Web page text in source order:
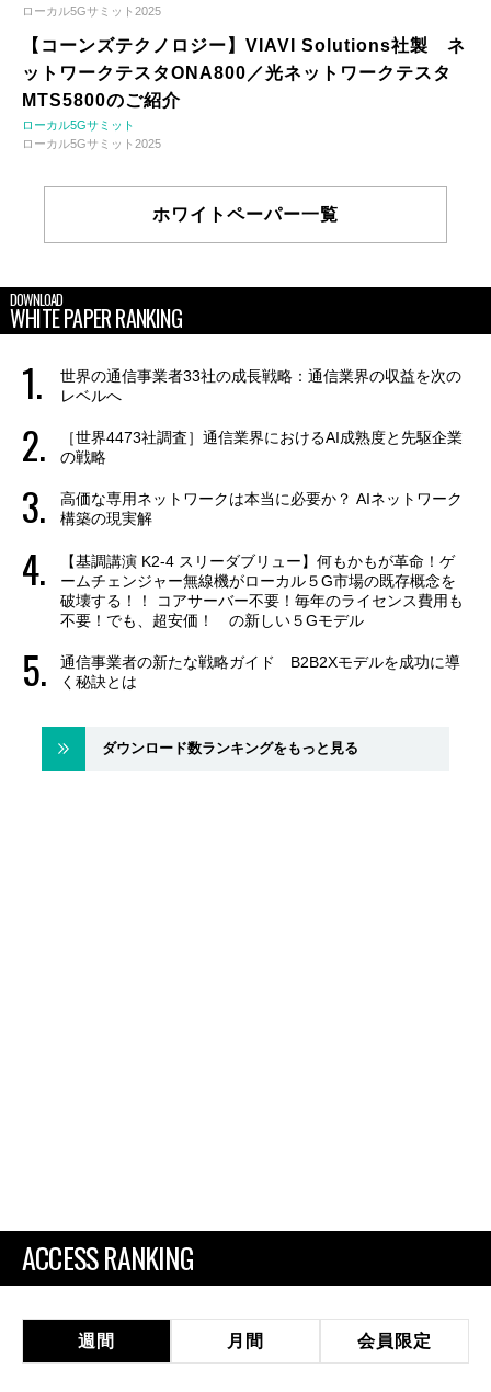
ローカル5Gサミット2025
【コーンズテクノロジー】VIAVI Solutions社製 ネ
ットワークテスタONA800／光ネットワークテスタ
MTS5800のご紹介
ローカル5Gサミット
ローカル5Gサミット2025
ホワイトペーパー一覧
DOWNLOAD
WHITE PAPER RANKING
世界の通信事業者33社の成長戦略：通信業界の収益を次の
レベルへ
［世界4473社調査］通信業界におけるAI成熟度と先駆企業
の戦略
高価な専用ネットワークは本当に必要か？ AIネットワーク
構築の現実解
【基調講演 K2-4 スリーダブリュー】何もかもが革命！ゲ
ームチェンジャー無線機がローカル５G市場の既存概念を
破壊する！！ コアサーバー不要！毎年のライセンス費用も
不要！でも、超安価！ の新しい５Gモデル
通信事業者の新たな戦略ガイド B2B2Xモデルを成功に導
く秘訣とは
ダウンロード数ランキングをもっと見る
ACCESS RANKING
週間 月間 会員限定